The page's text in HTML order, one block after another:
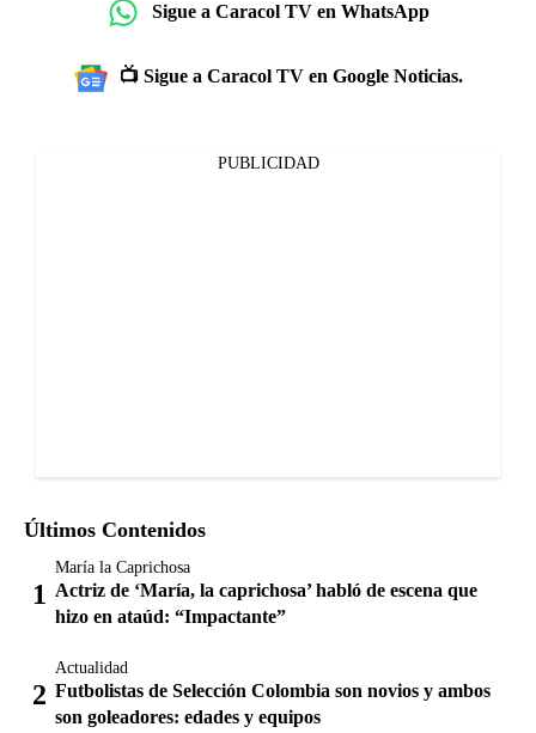
Sigue a Caracol TV en WhatsApp
📺 Sigue a Caracol TV en Google Noticias.
PUBLICIDAD
Últimos Contenidos
María la Caprichosa
Actriz de ‘María, la caprichosa’ habló de escena que
hizo en ataúd: “Impactante”
Actualidad
Futbolistas de Selección Colombia son novios y ambos
son goleadores: edades y equipos